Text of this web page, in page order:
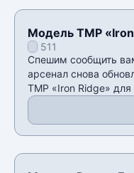
Модель TMP
511
Спешим сообщить
арсенал снова
TMP «Iron Ridge» для